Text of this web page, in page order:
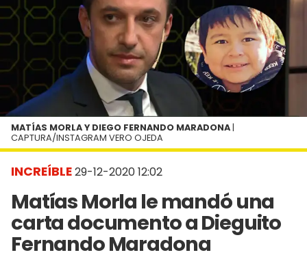
INCREÍBLE29-12-2020 12:02
Matías Morla le mandó una
carta documento a Dieguito
Fernando Maradona
MATÍAS MORLA Y DIEGO FERNANDO MARADONA |
CAPTURA/INSTAGRAM VERO OJEDA